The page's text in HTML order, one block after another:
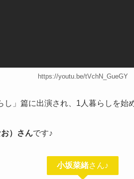
https://youtu.be/tVchN_GueGY
」篇に出演され、1人暮らしを始
）さんです♪
小坂菜緒さん♪